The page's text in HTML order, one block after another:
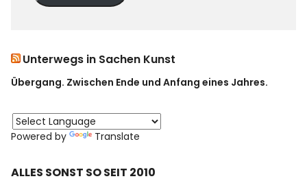
Unterwegs in Sachen Kunst
Übergang. Zwischen Ende und Anfang eines Jahres.
Powered by Translate
ALLES SONST SO SEIT 2010